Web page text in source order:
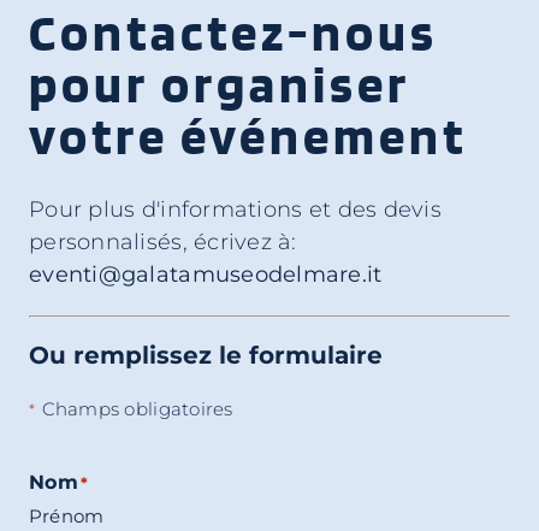
Contactez-nous
pour organiser
votre événement
Pour plus d'informations et des devis
personnalisés, écrivez à:
eventi@galatamuseodelmare.it
Ou remplissez le formulaire
* Champs obligatoires
Nom*
Prénom